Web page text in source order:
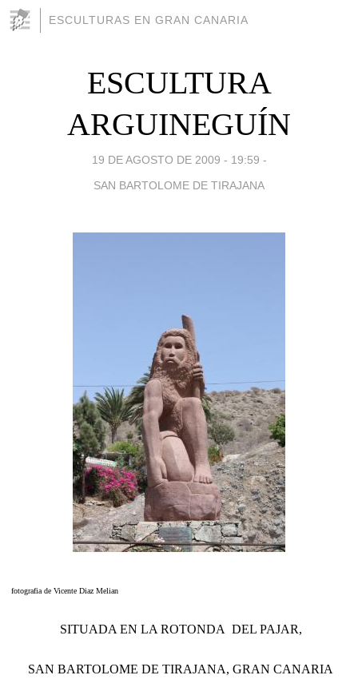
ESCULTURAS EN GRAN CANARIA
ESCULTURA
ARGUINEGUÍN
19 DE AGOSTO DE 2009 - 19:59 -
SAN BARTOLOME DE TIRAJANA
fotografia de Vicente Diaz Melian
SITUADA EN LA ROTONDA DEL PAJAR,
SAN BARTOLOME DE TIRAJANA, GRAN CANARIA